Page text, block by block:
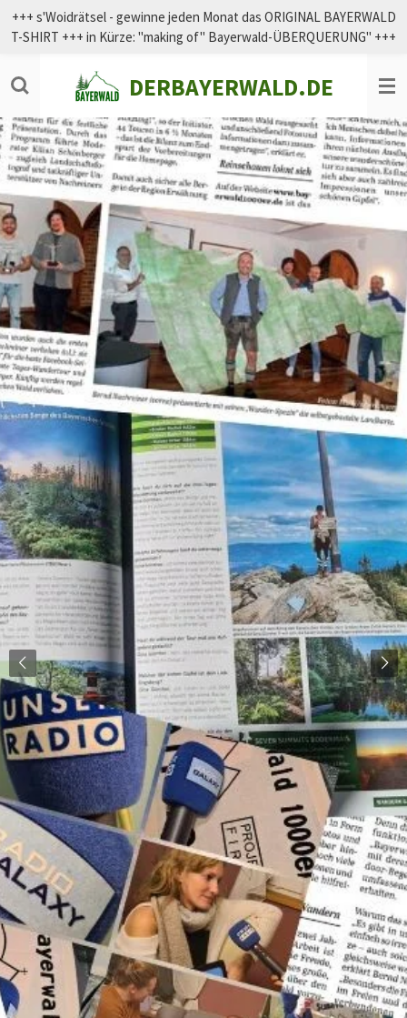
Zum
Hauptinhalt
DERBAYERWALD.DE
+++ s'Woidrätsel - gewinne jeden Monat das ORIGINAL BAYERWALD
T-SHIRT +++ in Kürze: "making of" Bayerwald-ÜBERQUERUNG" +++